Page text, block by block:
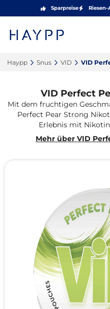
Sparpreise Riesen-
Haypp‎ Snus‎ VID‎ VID
VID Perfect
Mit dem fruchtigen
Perfect Pear Strong
Erlebnis mit
Mehr über VID